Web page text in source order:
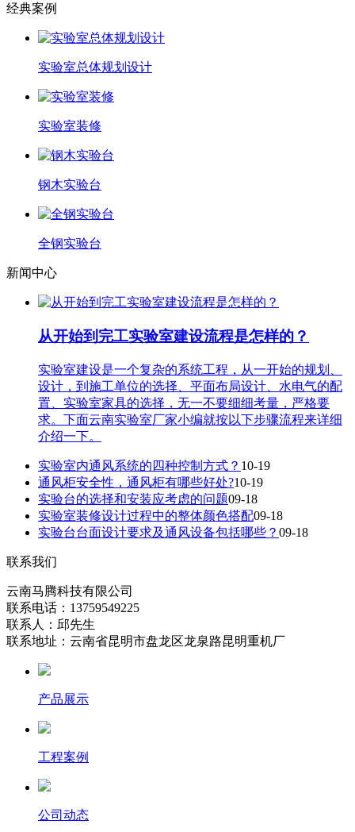
经典案例
实验室总体规划设计
实验室装修
钢木实验台
全钢实验台
新闻中心
从开始到完工实验室建设流程是怎样的？
实验室建设是一个复杂的系统工程，从一开始的规划、
设计，到施工单位的选择、平面布局设计、水电气的配
置、实验室家具的选择，无一不要细细考量，严格要
求。下面云南实验室厂家小编就按以下步骤流程来详细
介绍一下。
实验室内通风系统的四种控制方式？ 10-19
通风柜安全性，通风柜有哪些好处?10-19
实验台的选择和安装应考虑的问题09-18
实验室装修设计过程中的整体颜色搭配09-18
实验台台面设计要求及通风设备包括哪些？ 09-18
联系我们
云南马腾科技有限公司
联系电话：13759549225
联系人：邱先生
联系地址：云南省昆明市盘龙区龙泉路昆明重机厂
产品展示
工程案例
公司动态